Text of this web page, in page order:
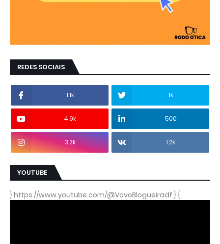
REDES SOCIAIS
1.1k 1k
4.9k 500
3.2k 1.2k
YOUTUBE
} https://www.youtube.com/@VovoBlogueiradf } {